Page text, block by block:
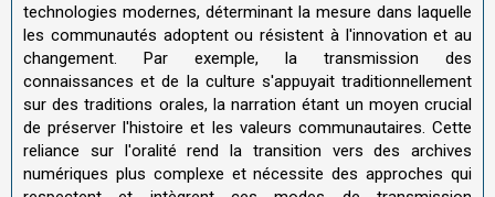
technologies modernes, déterminant la mesure dans laquelle
les communautés adoptent ou résistent à l'innovation et au
changement. Par exemple, la transmission des
connaissances et de la culture s'appuyait traditionnellement
sur des traditions orales, la narration étant un moyen crucial
de préserver l'histoire et les valeurs communautaires. Cette
reliance sur l'oralité rend la transition vers des archives
numériques plus complexe et nécessite des approches qui